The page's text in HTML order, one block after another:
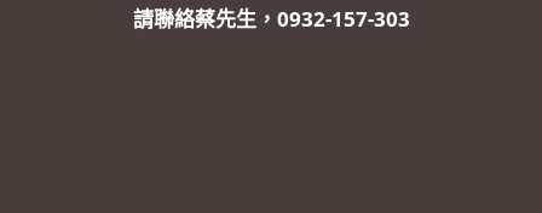
請聯絡蔡先生，0932-157-303